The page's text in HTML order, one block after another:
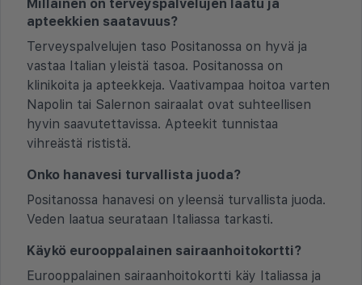
Millainen on terveyspalvelujen laatu ja
apteekkien saatavuus?
Terveyspalvelujen taso Positanossa on hyvä ja
vastaa Italian yleistä tasoa. Positanossa on
klinikoita ja apteekkeja. Vaativampaa hoitoa varten
Napolin tai Salernon sairaalat ovat suhteellisen
hyvin saavutettavissa. Apteekit tunnistaa
vihreästä rististä.
Onko hanavesi turvallista juoda?
Positanossa hanavesi on yleensä turvallista juoda.
Veden laatua seurataan Italiassa tarkasti.
Käykö eurooppalainen sairaanhoitokortti?
Eurooppalainen sairaanhoitokortti käy Italiassa ja